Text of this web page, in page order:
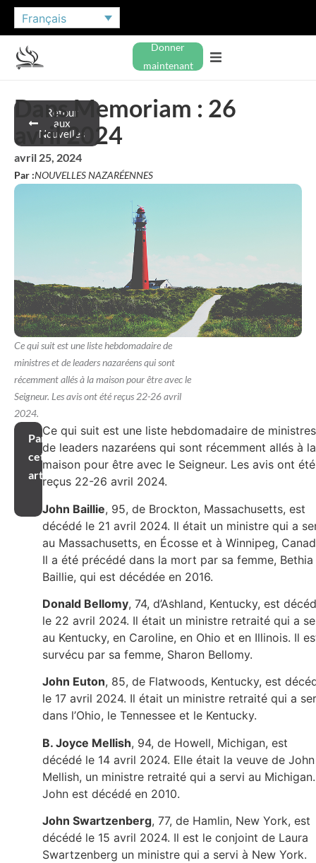
Français
Donner
maintenant
Retour
aux
Nouvelles
Dans Memoriam : 26
avril 2024
avril 25, 2024
Par :NOUVELLES NAZARÉENNES
Ce qui suit est une liste hebdomadaire de
ministres et de leaders nazaréens qui sont
récemment allés à la maison pour être avec le
Seigneur. Les avis ont été reçus 22-26 avril
2024.
Partager
cet
article
Ce qui suit est une liste hebdomadaire de
de leaders nazaréens qui sont récemment allés à la
maison pour être avec le Seigneur. Les avis ont été
reçus 22-26 avril 2024.
John Baillie, 95, de Brockton, Massachusetts, est
décédé le 21 avril 2024. Il était un ministre qui a
au Massachusetts, en Écosse et à Winnipeg,
Il a été précédé dans la mort par sa femme, Bethia
Baillie, qui est décédée en 2016.
Donald Bellomy, 74, d’Ashland, Kentucky, est
le 22 avril 2024. Il était un ministre retraité qui a
au Kentucky, en Caroline, en Ohio et en Illinois. Il
survécu par sa femme, Sharon Bellomy.
John Euton, 85, de Flatwoods, Kentucky, est
le 17 avril 2024. Il était un ministre retraité qui a
dans l’Ohio, le Tennessee et le Kentucky.
B. Joyce Mellish, 94, de Howell, Michigan, est
décédé le 14 avril 2024. Elle était la veuve de John
Mellish, un ministre retraité qui a servi au Michigan.
John est décédé en 2010.
John Swartzenberg, 77, de Hamlin, New York, est
décédé le 15 avril 2024. Il est le conjoint de Laura
Swartzenberg un ministre qui a servi à New York.